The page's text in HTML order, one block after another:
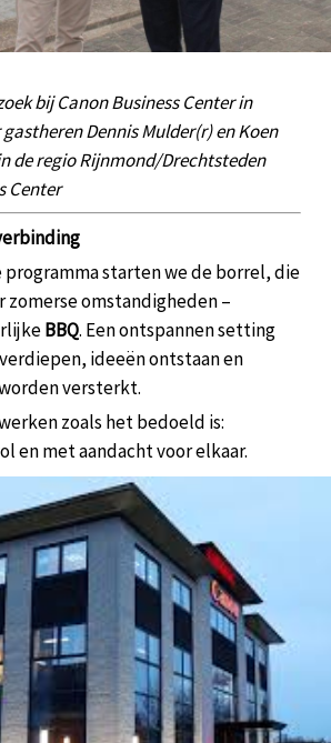
bij Canon Business Center in
Dennis Mulder(r) en Koen
de regio Rijnmond/Drechtsteden
Center
starten we de borrel, die
zomerse omstandigheden –
BBQ. Een ontspannen setting
ideeën ontstaan en
versterkt.
zoals het bedoeld is:
en met aandacht voor elkaar.